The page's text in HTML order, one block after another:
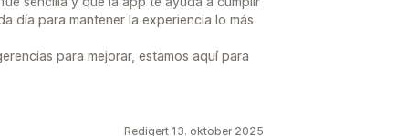
día para mantener la experiencia lo más
para mejorar, estamos aquí para
Redigert 13. oktober 2025